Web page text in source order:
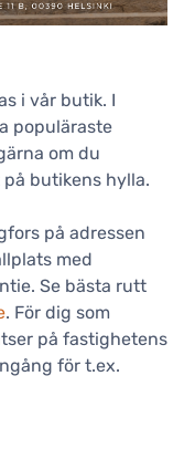
i vår butik. I
populäraste
om du
butikens hylla.
på adressen
med
Se bästa rutt
. För dig som
på fastighetens
för t.ex.